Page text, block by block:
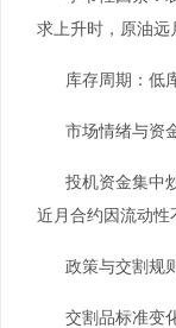
求上升时，原油远
库存周期：低
市场情绪与资
投机资金集中
近月合约因流动性
政策与交割规
交割品标准变